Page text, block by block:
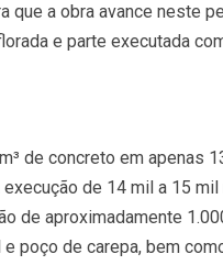
a obra avance neste
e parte executada
de concreto em apenas
de 14 mil a 15
de aproximadamente
poço de carepa, bem